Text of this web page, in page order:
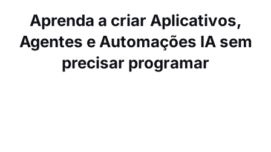
Aprenda a criar Aplicativos,
Agentes e Automações IA sem
precisar programar